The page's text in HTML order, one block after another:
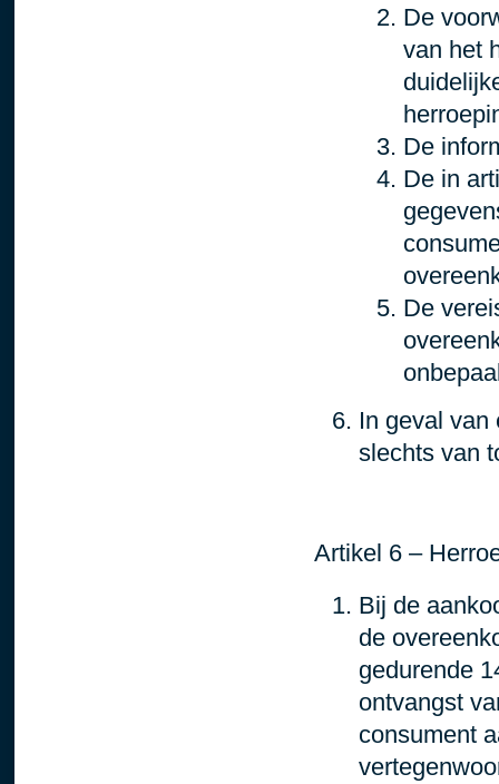
De
van het
De
De in
De
In geval van
slechts van
Artikel 6 –
Bij de
de
gedurende
ontvangst
consument